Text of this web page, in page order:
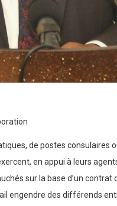
de postes
en appui à leurs
sur la base d’un contrat
engendre des différends